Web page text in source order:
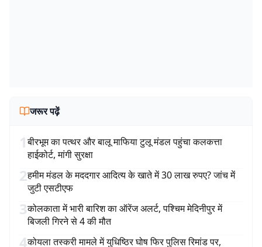
जरूर पढ़ें
1बीरभूम का पत्थर और बालू माफिया टुलू मंडल पहुंचा कलकत्ता
हाईकोर्ट, मांगी सुरक्षा
2हमीम मंडल के मददगार आदित्य के खाते में 30 लाख रुपए? जांच में
जुटी एसटीएफ
3कोलकाता में भारी बारिश का ऑरेंज अलर्ट, पश्चिम मेदिनीपुर में
बिजली गिरने से 4 की मौत
4कोयला तस्करी मामले में युधिष्ठिर घोष फिर पुलिस रिमांड पर,